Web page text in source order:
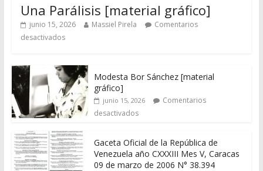
Una Parálisis [material gráfico]
junio 15, 2026 Massiel Pirela
Comentarios
desactivados
Modesta Bor Sánchez [material
gráfico]
junio 15, 2026
Comentarios
desactivados
Gaceta Oficial de la República de
Venezuela año CXXXIII Mes V, Caracas
09 de marzo de 2006 N° 38.394